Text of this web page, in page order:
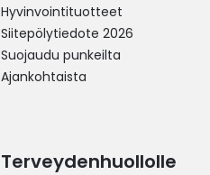
Hyvinvointituotteet
Siitepölytiedote 2026
Suojaudu punkeilta
Ajankohtaista
Terveydenhuollolle